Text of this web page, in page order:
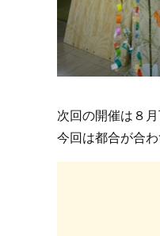
次回の開催は８
今回は都合が合